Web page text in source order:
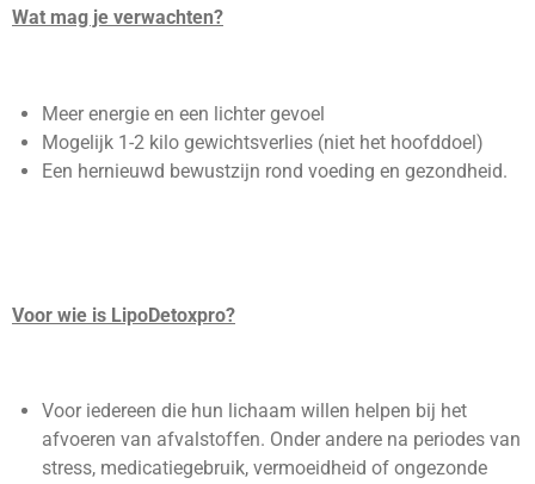
Wat mag je verwachten?
Meer energie en een lichter gevoel
Mogelijk 1-2 kilo gewichtsverlies (niet het hoofddoel)
Een hernieuwd bewustzijn rond voeding en gezondheid.
Voor wie is LipoDetoxpro?
Voor iedereen die hun lichaam willen helpen bij het
afvoeren van afvalstoffen. Onder andere na periodes van
stress, medicatiegebruik, vermoeidheid of ongezonde